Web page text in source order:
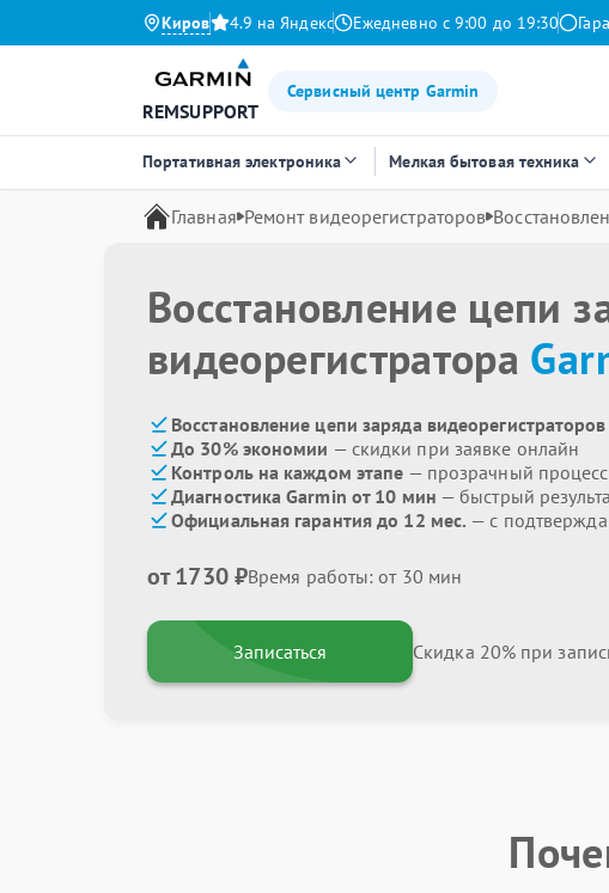
Киров 4.9 на Яндекс Ежедневно с 9:00 до 19:30
REMSUPPORT
Сервисный центр Garmin
Портативная электроника Мелкая бытовая техника
Главная Ремонт видеорегистраторов
Восстановление цепи
видеорегистратора
Восстановление цепи заряда
До 30% экономии — скидки при заявке онлайн
Контроль на каждом этапе — прозрачный процесс
Диагностика Garmin от 10 мин — быстрый
Официальная гарантия до 12 мес. — с
от 1730 ₽Время работы: от 30 мин
Записаться Скидка 20% при